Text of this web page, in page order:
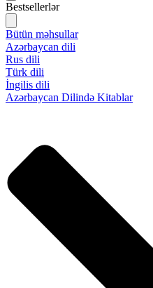
Bestsellerlər
Bütün məhsullar
Azərbaycan dili
Rus dili
Türk dili
İngilis dili
Azərbaycan Dilində Kitablar